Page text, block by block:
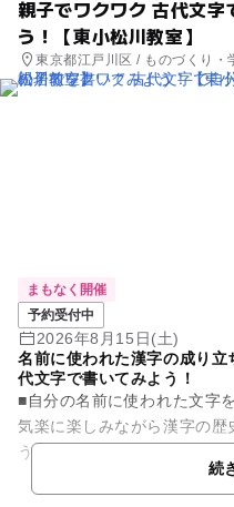
親子でワクワク 古代文
う！【東小松川教室】
東京都江戸川区 / ものづくり・
まもなく開催
予約受付中
2026年8月15日(土)
名前に使われた漢字の成り
代文字で書いてみよう！
■自分の名前に使われた文字
気楽に楽しみながら漢字の歴
う。 １.まず最初に自分の名前に使われた漢字の成り立ちと、
続